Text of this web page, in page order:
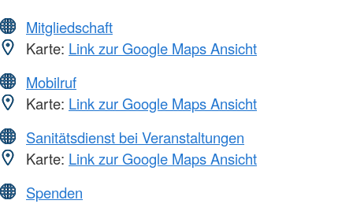
Mitgliedschaft
Karte: Link zur Google Maps Ansicht
Mobilruf
Karte: Link zur Google Maps Ansicht
Sanitätsdienst bei Veranstaltungen
Karte: Link zur Google Maps Ansicht
Spenden